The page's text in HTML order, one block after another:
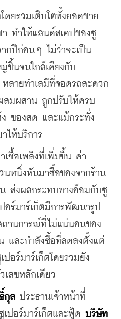
ยรวมเติบโตทั้งยอดขาย
า ทำให้แลนด์สเคปของซู
ากปีก่อนๆ ไม่ว่าจะเป็น
ขึ้นจนใกล้เคียงกับ
ลายทำเลมีที่จอดรถสะดวก
สมผสาน ถูกปรับให้ครบ
ของสด และแม้กระทั่ง
าให้บริการ
อเพลิงที่เพิ่มขึ้น ค่า
หนึ่งหันมาซื้อของจากร้าน
ส่งผลกระทบทางอ้อมกับซู
อร์มาร์เก็ตมีการพัฒนารูป
านการณ์ที่ไม่แน่นอนของ
และกำลังซื้อที่ลดลงตั้งแต่
อร์มาร์เก็ตโดยรวมยัง
เลขหลักเดียว
กุล ประธานเจ้าหน้าที่
ปอร์มาร์เก็ตและฟู้ด บริษัท